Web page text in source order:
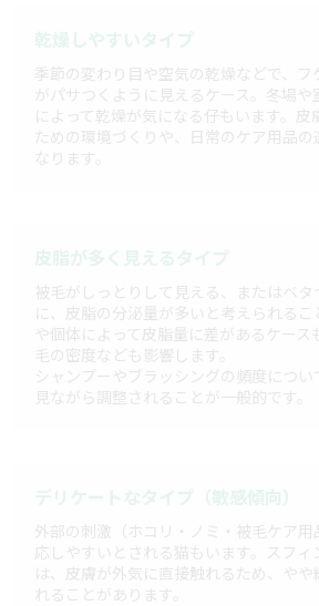
季節の変わり目や空気の乾燥などで、
がパサつくように見えるケース。冬場や
によって乾燥が気になる仔もいます。皮
ための環境づくりや、日常のケア用品の
なります。
被毛がしっとりして見える、またはベタ
に、皮脂の分泌量が多いと考えられるこ
や個体によって皮脂量に差があるケース
毛の密度なども影響します。
シャンプーやブラッシングの頻度につい
見ながら調整されることが一般的です。
外部の刺激（ホコリ・ノミ・被毛ケア用
応しやすいとされる猫もいます。スフィ
は、皮膚が外気に直接触れるため、やや
れることがあります。